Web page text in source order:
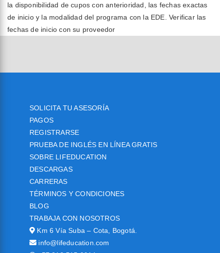
la disponibilidad de cupos con anterioridad, las fechas exactas
de inicio y la modalidad del programa con la EDE. Verificar las
fechas de inicio con su proveedor
SOLICITA TU ASESORÍA
PAGOS
REGISTRARSE
PRUEBA DE INGLÉS EN LÍNEA GRATIS
SOBRE LIFEDUCATION
DESCARGAS
CARRERAS
TÉRMINOS Y CONDICIONES
BLOG
TRABAJA CON NOSOTROS
Km 6 Vía Suba – Cota, Bogotá.
info@lifeducation.com